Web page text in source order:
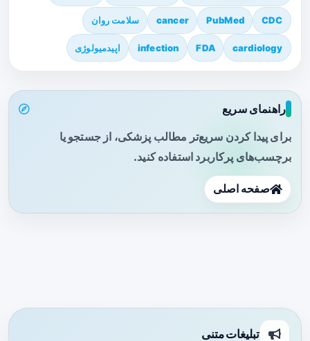
CDC
PubMed
cancer سلامت روان
cardiology
FDA
infection اپیدمیولوژی
راهنمای سریع
برای پیدا کردن سریع‌تر مطالب پزشکی، از جستجو یا
برچسب‌های پرکاربرد استفاده کنید.
صفحه اصلی
تبلیغات متنی